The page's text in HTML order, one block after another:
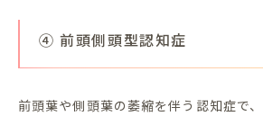
④ 前頭側頭型認知症
前頭葉や側頭葉の萎縮を伴う認知症で